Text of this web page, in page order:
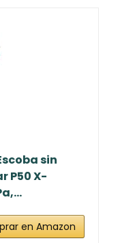
sin
P50 X-
en Amazon